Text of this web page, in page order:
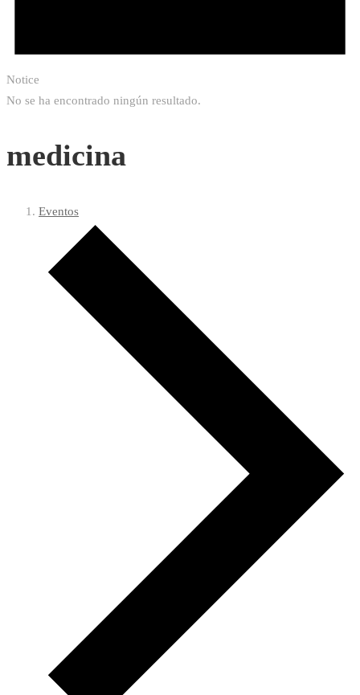
Notice
No se ha encontrado ningún resultado.
medicina
Eventos